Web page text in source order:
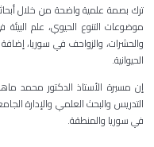
ترك بصمة علمية واضحة من خلال أبحاثه
موضوعات التنوع الحيوي، علم
والحشرات، والزواحف في سوريا،
الحيوانية.
إن مسيرة الأستاذ الدكتور محمد
التدريس والبحث العلمي والإدارة
في سوريا والمنطقة.